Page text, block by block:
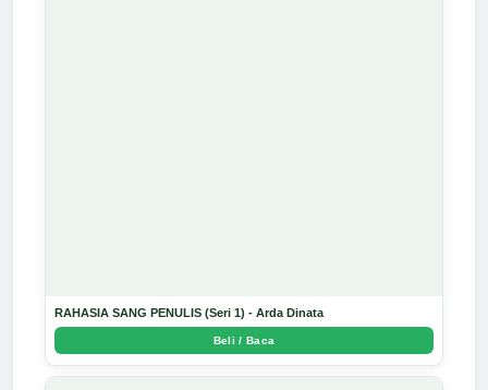
RAHASIA SANG PENULIS (Seri 1) - Arda Dinata
Beli / Baca